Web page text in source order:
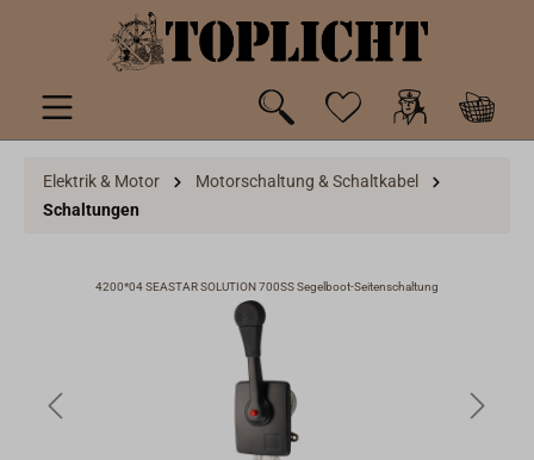
springen
Elektrik & Motor
Motorschaltung & Schaltkabel
Schaltungen
4200*04 SEASTAR SOLUTION 700SS Segelboot-Seitenschaltung